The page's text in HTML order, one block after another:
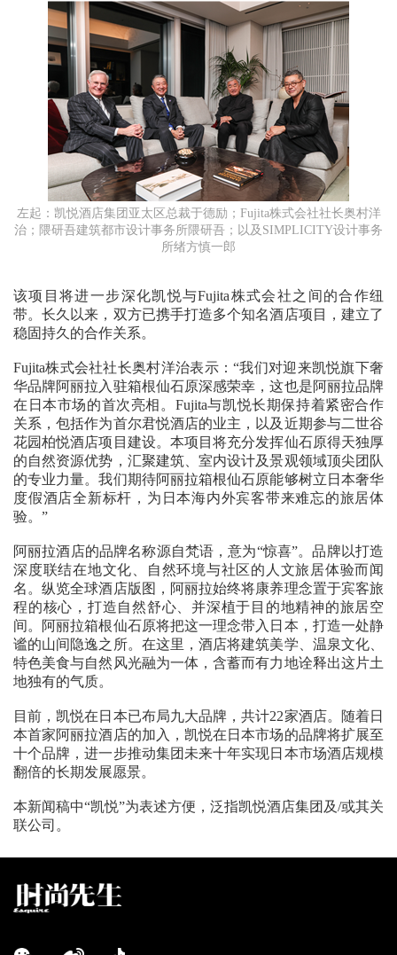
左起：凯悦酒店集团亚太区总裁于德励；Fujita株式会社社长奥村洋
治；隈研吾建筑都市设计事务所隈研吾；以及SIMPLICITY设计事务
所绪方慎一郎
该项目将进一步深化凯悦与Fujita株式会社之间的合作纽
带。长久以来，双方已携手打造多个知名酒店项目，建立了
稳固持久的合作关系。
Fujita株式会社社长奥村洋治表示：“我们对迎来凯悦旗下奢
华品牌阿丽拉入驻箱根仙石原深感荣幸，这也是阿丽拉品牌
在日本市场的首次亮相。Fujita与凯悦长期保持着紧密合作
关系，包括作为首尔君悦酒店的业主，以及近期参与二世谷
花园柏悦酒店项目建设。本项目将充分发挥仙石原得天独厚
的自然资源优势，汇聚建筑、室内设计及景观领域顶尖团队
的专业力量。我们期待阿丽拉箱根仙石原能够树立日本奢华
度假酒店全新标杆，为日本海内外宾客带来难忘的旅居体
验。”
阿丽拉酒店的品牌名称源自梵语，意为“惊喜”。品牌以打造
深度联结在地文化、自然环境与社区的人文旅居体验而闻
名。纵览全球酒店版图，阿丽拉始终将康养理念置于宾客旅
程的核心，打造自然舒心、并深植于目的地精神的旅居空
间。阿丽拉箱根仙石原将把这一理念带入日本，打造一处静
谧的山间隐逸之所。在这里，酒店将建筑美学、温泉文化、
特色美食与自然风光融为一体，含蓄而有力地诠释出这片土
地独有的气质。
目前，凯悦在日本已布局九大品牌，共计22家酒店。随着日
本首家阿丽拉酒店的加入，凯悦在日本市场的品牌将扩展至
十个品牌，进一步推动集团未来十年实现日本市场酒店规模
翻倍的长期发展愿景。
本新闻稿中“凯悦”为表述方便，泛指凯悦酒店集团及/或其关
联公司。